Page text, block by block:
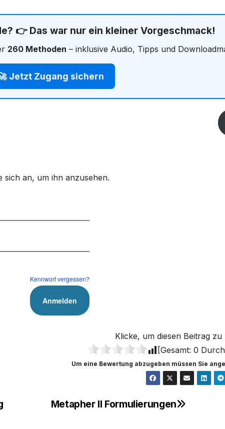
👉 Das war nur ein kleiner Vorgeschmack!
260 Methoden – inklusive Audio, Tipps und
Jetzt Zugang sichern
sich an, um ihn anzusehen.
Kennwort vergessen?
Klicke, um diesen Beitrag
[Gesamt: 0
Um eine Bewertung abzugeben müssen Sie
Metapher II Formulierungen